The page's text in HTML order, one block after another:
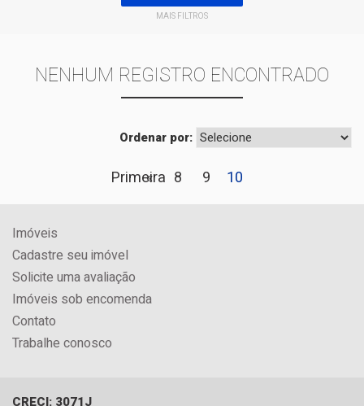
MAIS FILTROS
NENHUM REGISTRO ENCONTRADO
Ordenar por:
Primeira
« 8 9 10
Imóveis
Cadastre seu imóvel
Solicite uma avaliação
Imóveis sob encomenda
Contato
Trabalhe conosco
CRECI: 3071J